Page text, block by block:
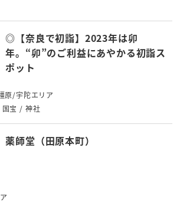
◎【奈良で初詣】2023年は卯
年。“卯”のご利益にあやかる初詣ス
ポット
原/宇陀エリア
国宝 神社
薬師堂（田原本町）